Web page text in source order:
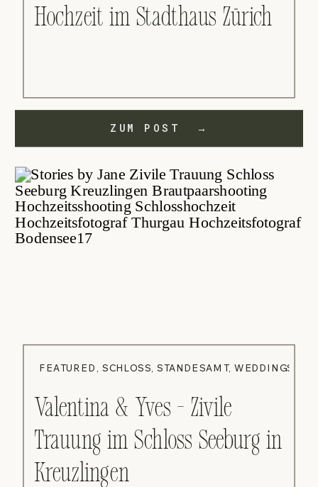
ZUM POST →
ZUM POST →
Hochzeit im Stadthaus Zürich
Valentina & Yves – Zivile
Trauung im Schloss Seeburg in
Kreuzlingen
FEATURED ,SCHLOSS ,STANDESAMT,WEDDINGS